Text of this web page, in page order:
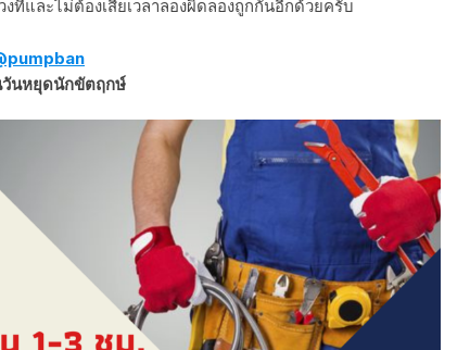
และไม่ต้องเสียเวลาลองผิดลองถูกกันอีกด้วยครับ
วันหยุดนักขัตฤกษ์